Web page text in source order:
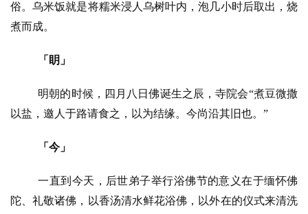
俗。乌米饭就是将糯米浸人乌树叶内，泡几小时后取出，烧
煮而成。
「眀」
明朝的时候，四月八日佛诞生之辰，寺院会“煮豆微撒
以盐，邀人于路请食之，以为结缘。今尚沿其旧也。”
「今」
一直到今天，后世弟子举行浴佛节的意义在于缅怀佛
陀、礼敬诸佛，以香汤清水鲜花浴佛，以外在的仪式来清洗